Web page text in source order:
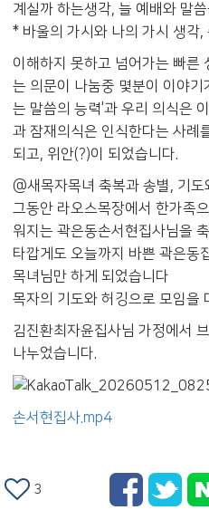
계실까 하는생각, 늘 예배와 말
* 바울의 가시와 나의 가시 생각,
이해하지 못하고 넘어가는 빠른
는 의문이 나눔중 몇분이 이야
는 말씀의 능력'과 우리 의식은
과 잠재의식은 인식한다는 사례
되고, 위안(?)이 되었습니다.
@새목자목녀 축복과 송별, 기도
그동안 라오스목장에서 한가족
워지는 곽은동손서현집사님을
타깝게도 오늘까지 바쁜 곽은동
목녀님만 하게 되었습니다
목자의 기도와 허깅으로 모임을
김진환최자윤집사님 가정에서
나누었습니다.
손서현집사.mp4
3